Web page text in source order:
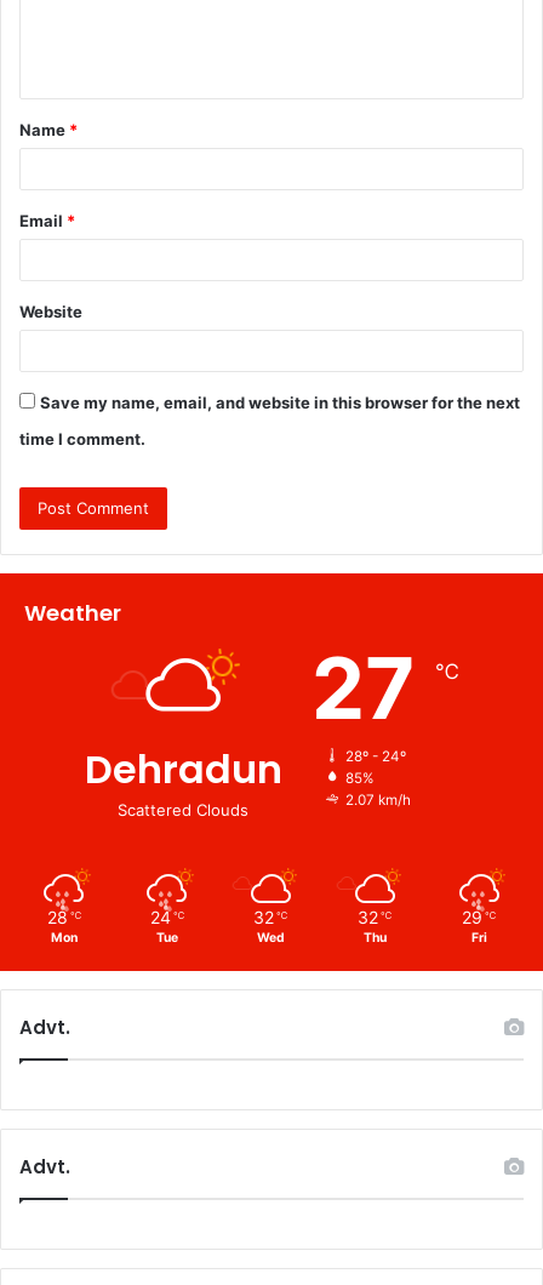
t
*
Name *
Email *
Website
Save my name, email, and website in this browser for the next
time I comment.
Weather
Dehradun
Scattered Clouds
27 ℃
28º - 24º
85%
2.07 km/h
28 ℃
Mon
24 ℃
Tue
32 ℃
Wed
32 ℃
Thu
29 ℃
Fri
Advt.
Advt.